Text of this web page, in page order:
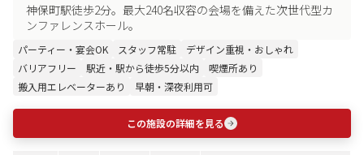
神保町駅徒歩2分。最大240名収容の会場を備えた次世代型カ
ンファレンスホール。
パーティー・宴会OK スタッフ常駐
デザイン重視・おしゃれ
バリアフリー
駅近・駅から徒歩5分以内
喫煙所あり
搬入用エレベーターあり
早朝・深夜利用可
この施設の詳細を見る